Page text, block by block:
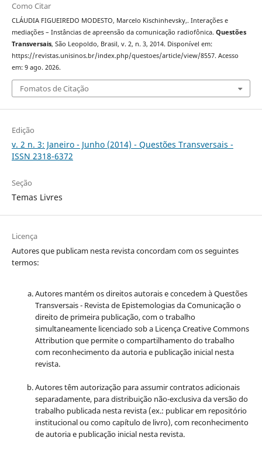
Como Citar
CLÁUDIA FIGUEIREDO MODESTO, Marcelo Kischinhevsky,. Interações e
mediações – Instâncias de apreensão da comunicação radiofônica. Questões
Transversais, São Leopoldo, Brasil, v. 2, n. 3, 2014. Disponível em:
https://revistas.unisinos.br/index.php/questoes/article/view/8557. Acesso
em: 9 ago. 2026.
Fomatos de Citação
Edição
v. 2 n. 3: Janeiro - Junho (2014) - Questões Transversais -
ISSN 2318-6372
Seção
Temas Livres
Licença
Autores que publicam nesta revista concordam com os seguintes
termos:
Autores mantém os direitos autorais e concedem à Questões
Transversais - Revista de Epistemologias da Comunicação o
direito de primeira publicação, com o trabalho
simultaneamente licenciado sob a Licença Creative Commons
Attribution que permite o compartilhamento do trabalho
com reconhecimento da autoria e publicação inicial nesta
revista.
Autores têm autorização para assumir contratos adicionais
separadamente, para distribuição não-exclusiva da versão do
trabalho publicada nesta revista (ex.: publicar em repositório
institucional ou como capítulo de livro), com reconhecimento
de autoria e publicação inicial nesta revista.